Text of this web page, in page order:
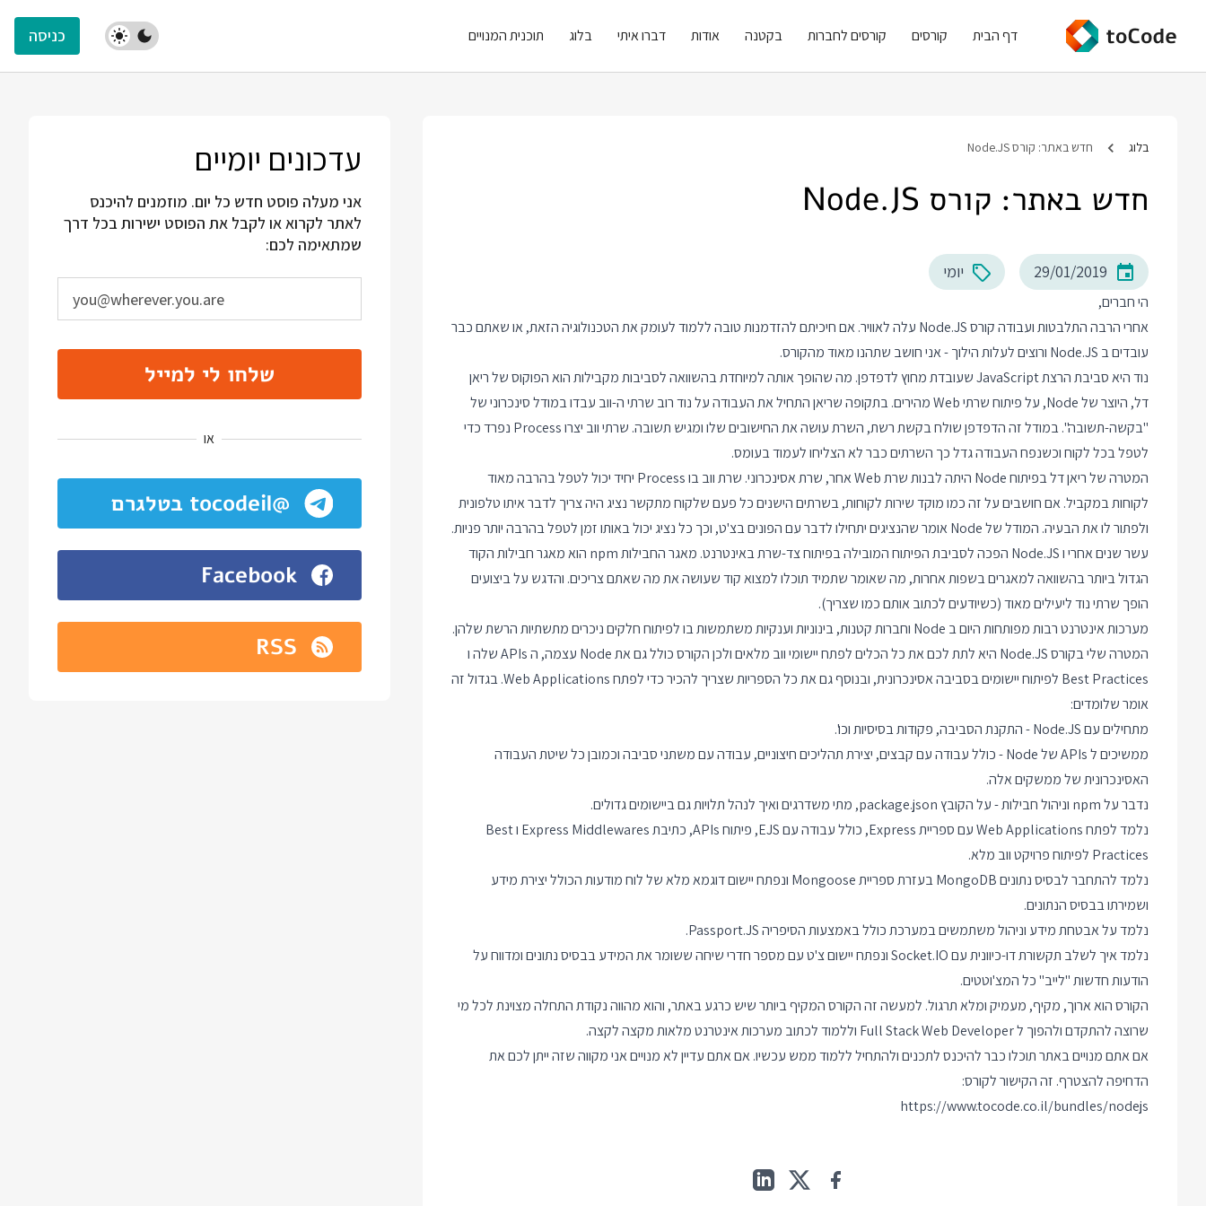
דף הבית קורסים קורסים לחברות בקטנה אודות דברו איתי בלוג תוכנית המנויים כניסה
בלוג חדש באתר: קורס Node.JS
חדש באתר: קורס Node.JS
29/01/2019 יומי
הי חברים,
אחרי הרבה התלבטות ועבודה קורס Node.JS עלה לאוויר. אם חיכיתם להזדמנות טובה ללמוד לעומק את הטכנולוגיה הזאת, או שאתם כבר
עובדים ב Node.JS ורוצים לעלות הילוך - אני חושב שתהנו מאוד מהקורס.
נוד היא סביבת הרצת JavaScript שעובדת מחוץ לדפדפן. מה שהופך אותה למיוחדת בהשוואה לסביבות מקבילות הוא הפוקוס של ריאן
דל, היוצר של Node, על פיתוח שרתי Web מהירים. בתקופה שריאן התחיל את העבודה על נוד רוב שרתי ה-ווב עבדו במודל סינכרוני של
"בקשה-תשובה". במודל זה הדפדפן שולח בקשת רשת, השרת עושה את החישובים שלו ומגיש תשובה. שרתי ווב יצרו Process נפרד כדי
לטפל בכל לקוח וכשנפח העבודה גדל כך השרתים כבר לא הצליחו לעמוד בעומס.
המטרה של ריאן דל בפיתוח Node היתה לבנות שרת Web אחר, שרת אסינכרוני. שרת ווב בו Process יחיד יכול לטפל בהרבה מאוד
לקוחות במקביל. אם חושבים על זה כמו מוקד שירות לקוחות, בשרתים הישנים כל פעם שלקוח מתקשר נציג היה צריך לדבר איתו טלפונית
ולפתור לו את הבעיה. המודל של Node אומר שהנציגים יתחילו לדבר עם הפונים בצ'ט, וכך כל נציג יכול באותו זמן לטפל בהרבה יותר פניות.
עשר שנים אחרי ו Node.JS הפכה לסביבת הפיתוח המובילה בפיתוח צד-שרת באינטרנט. מאגר החבילות npm הוא מאגר חבילות הקוד
הגדול ביותר בהשוואה למאגרים בשפות אחרות, מה שאומר שתמיד תוכלו למצוא קוד שעושה את מה שאתם צריכים. והדגש על ביצועים
הופך שרתי נוד ליעילים מאוד (כשיודעים לכתוב אותם כמו שצריך).
מערכות אינטרנט רבות מפותחות היום ב Node וחברות קטנות, בינוניות וענקיות משתמשות בו לפיתוח חלקים ניכרים מתשתיות הרשת שלהן.
המטרה שלי בקורס Node.JS היא לתת לכם את כל הכלים לפתח יישומי ווב מלאים ולכן הקורס כולל גם את Node עצמה, ה APIs שלה ו
Best Practices לפיתוח יישומים בסביבה אסינכרונית, ובנוסף גם את כל הספריות שצריך להכיר כדי לפתח Web Applications. בגדול זה
אומר שלומדים:
מתחילים עם Node.JS - התקנת הסביבה, פקודות בסיסיות וכו'.
ממשיכים ל APIs של Node - כולל עבודה עם קבצים, יצירת תהליכים חיצוניים, עבודה עם משתני סביבה וכמובן כל שיטת העבודה
האסינכרונית של ממשקים אלה.
נדבר על npm וניהול חבילות - על הקובץ package.json, מתי משדרגים ואיך לנהל תלויות גם ביישומים גדולים.
נלמד לפתח Web Applications עם ספריית Express, כולל עבודה עם EJS, פיתוח APIs, כתיבת Express Middlewares ו Best
Practices לפיתוח פרויקט ווב מלא.
נלמד להתחבר לבסיס נתונים MongoDB בעזרת ספריית Mongoose ונפתח יישום דוגמא מלא של לוח מודעות הכולל יצירת מידע
ושמירתו בבסיס הנתונים.
נלמד על אבטחת מידע וניהול משתמשים במערכת כולל באמצעות הסיפריה Passport.JS.
נלמד איך לשלב תקשורת דו-כיוונית עם Socket.IO ונפתח יישום צ'ט עם מספר חדרי שיחה ששומר את המידע בבסיס נתונים ומדווח על
הודעות חדשות "לייב" כל המצ'וטטים.
הקורס הוא ארוך, מקיף, מעמיק ומלא תרגול. למעשה זה הקורס המקיף ביותר שיש כרגע באתר, והוא מהווה נקודת התחלה מצוינת לכל מי
שרוצה להתקדם ולהפוך ל Full Stack Web Developer וללמוד לכתוב מערכות אינטרנט מלאות מקצה לקצה.
אם אתם מנויים באתר תוכלו כבר להיכנס לתכנים ולהתחיל ללמוד ממש עכשיו. אם אתם עדיין לא מנויים אני מקווה שזה ייתן לכם את
הדחיפה להצטרף. זה הקישור לקורס:
https://www.tocode.co.il/bundles/nodejs
עדכונים יומיים
אני מעלה פוסט חדש כל יום. מוזמנים להיכנס
לאתר לקרוא או לקבל את הפוסט ישירות בכל דרך
שמתאימה לכם:
שלחו לי למייל
או
@tocodeil בטלגרם
Facebook
RSS